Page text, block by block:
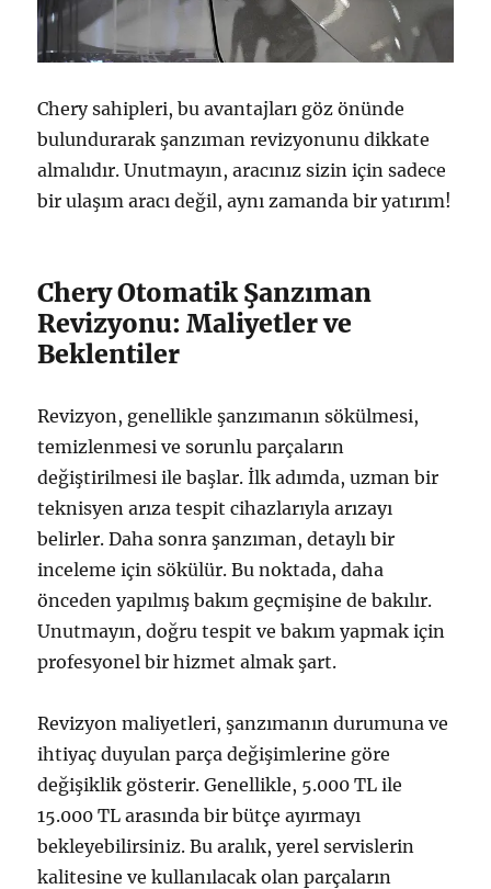
Chery sahipleri, bu avantajları göz önünde
bulundurarak şanzıman revizyonunu dikkate
almalıdır. Unutmayın, aracınız sizin için sadece
bir ulaşım aracı değil, aynı zamanda bir yatırım!
Chery Otomatik Şanzıman
Revizyonu: Maliyetler ve
Beklentiler
Revizyon, genellikle şanzımanın sökülmesi,
temizlenmesi ve sorunlu parçaların
değiştirilmesi ile başlar. İlk adımda, uzman bir
teknisyen arıza tespit cihazlarıyla arızayı
belirler. Daha sonra şanzıman, detaylı bir
inceleme için sökülür. Bu noktada, daha
önceden yapılmış bakım geçmişine de bakılır.
Unutmayın, doğru tespit ve bakım yapmak için
profesyonel bir hizmet almak şart.
Revizyon maliyetleri, şanzımanın durumuna ve
ihtiyaç duyulan parça değişimlerine göre
değişiklik gösterir. Genellikle, 5.000 TL ile
15.000 TL arasında bir bütçe ayırmayı
bekleyebilirsiniz. Bu aralık, yerel servislerin
kalitesine ve kullanılacak olan parçaların